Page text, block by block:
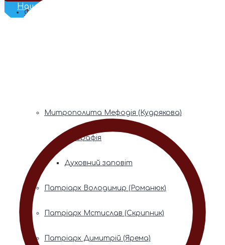
Наш Телеграм
Фонди пам’яті
Митрополита Мефодія (Кудрякова)
Біографія
Духовний заповіт
Патріарх Володимир (Романюк)
Патріарх Мстислав (Скрипник)
Патріарх Димитрій (Ярема)